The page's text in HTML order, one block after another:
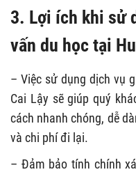
3. Lợi ích khi sử
vấn du học tại
– Việc sử dụng dịch vụ
Cai Lậy sẽ giúp quý
cách nhanh chóng, dễ
và chi phí đi lại.
– Đảm bảo tính chính